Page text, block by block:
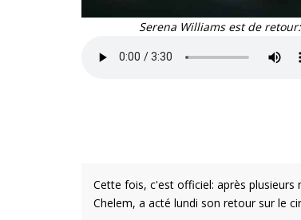
Serena Williams est de
Cette fois, c'est officiel: après plusieurs
Chelem, a acté lundi son retour sur le